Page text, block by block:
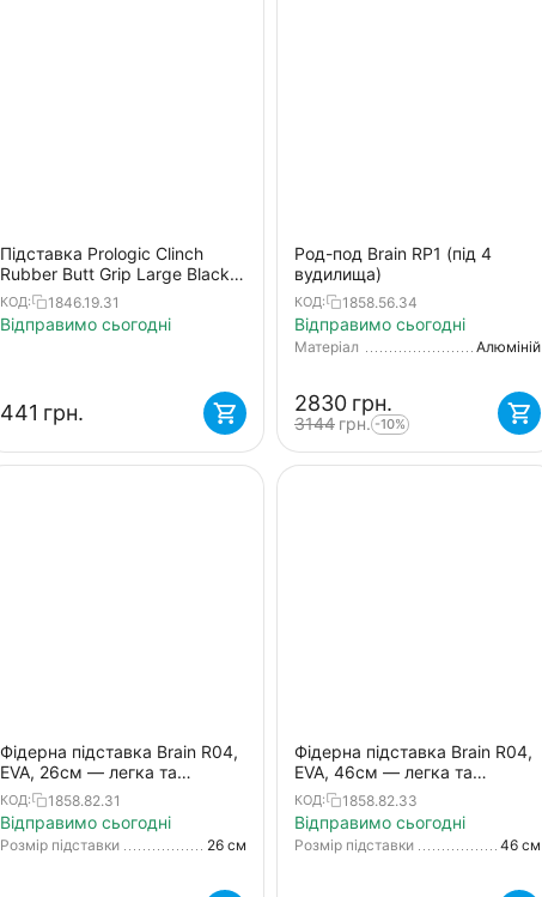
Підставка Prologic Clinch
Rubber Butt Grip Large Black
3pcs
КОД: 1846.19.31
Відправимо сьогодні
‍441‍ грн.
Род-под Brain RP1 (під 4
вудилища)
КОД: 1858.56.34
Відправимо сьогодні
Матеріал Алюміній
‍2830‍ грн.
‍3144‍ грн. -10%
Фідерна підставка Brain R04,
EVA, 26см — легка та
безпечна фіксація вудилища:
сумісна зі стійками,
триногами, армами
КОД: 1858.82.31
Відправимо сьогодні
Розмір підставки 26 см
Фідерна підставка Brain R04,
EVA, 46см — легка та
безпечна фіксація вудилища:
сумісна зі стійками,
триногами, армами
КОД: 1858.82.33
Відправимо сьогодні
Розмір підставки 46 см